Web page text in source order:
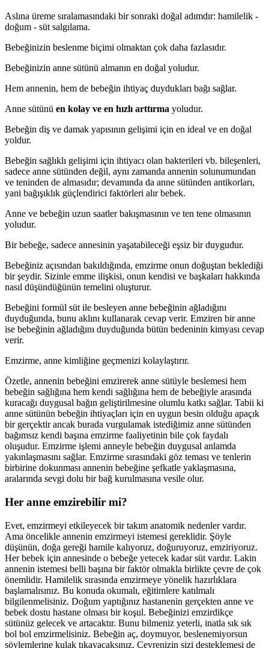
Aslına üreme sıralamasındaki bir sonraki doğal adımdır: hamilelik -
doğum - süt salgılama.
Bebeğinizin beslenme biçimi olmaktan çok daha fazlasıdır.
Bebeğinizin anne sütünü almanın en doğal yoludur.
Hem annenin, hem de bebeğin ihtiyaç duydukları bağı sağlar.
Anne sütünü en kolay ve en hızlı arttırma yoludur.
Bebeğin diş ve damak yapısının gelişimi için en ideal ve en doğal
yoldur.
Bebeğin sağlıklı gelişimi için ihtiyacı olan bakterileri vb. bileşenleri,
sadece anne sütünden değil, aynı zamanda annenin solunumundan
ve teninden de almasıdır; devamında da anne sütünden antikorları,
yani bağışıklık güçlendirici faktörleri alır bebek.
Anne ve bebeğin uzun saatler bakışmasının ve ten tene olmasının
yoludur.
Bir bebeğe, sadece annesinin yaşatabileceği eşsiz bir duygudur.
Bebeğiniz açısından bakıldığında, emzirme onun doğuştan beklediği
bir şeydir. Sizinle emme ilişkisi, onun kendisi ve başkaları hakkında
nasıl düşündüğünün temelini oluşturur.
Bebeğini formül süt ile besleyen anne bebeğinin ağladığını
duyduğunda, bunu aklını kullanarak cevap verir. Emziren bir anne
ise bebeğinin ağladığını duyduğunda bütün bedeninin kimyası cevap
verir.
Emzirme, anne kimliğine geçmenizi kolaylaştırır.
Özetle, annenin bebeğini emzirerek anne sütüyle beslemesi hem
bebeğin sağlığına hem kendi sağlığına hem de bebeğiyle arasında
kuracağı duygusal bağın geliştirilmesine olumlu katkı sağlar. Tabii ki
anne sütünün bebeğin ihtiyaçları için en uygun besin olduğu apaçık
bir gerçektir ancak burada vurgulamak istediğimiz anne sütünden
bağımsız kendi başına emzirme faaliyetinin bile çok faydalı
oluşudur. Emzirme işlemi anneyle bebeğin duygusal anlamda
yakınlaşmasını sağlar. Emzirme sırasındaki göz teması ve tenlerin
birbirine dokunması annenin bebeğine şefkatle yaklaşmasına,
aralarında sevgi dolu bir bağ kurulmasına vesile olur.
Her anne emzirebilir mi?
Evet, emzirmeyi etkileyecek bir takım anatomik nedenler vardır.
Ama öncelikle annenin emzirmeyi istemesi gereklidir. Şöyle
düşünün, doğa gereği hamile kalıyoruz, doğuruyoruz, emziriyoruz.
Her bebek için annesinde o bebeğe yetecek kadar süt vardır. Lakin
annenin istemesi belli başına bir faktör olmakla birlikte çevre de çok
önemlidir. Hamilelik sırasında emzirmeye yönelik hazırlıklara
başlamalısınız. Bu konuda okumalı, eğitimlere katılmalı
bilgilenmelisiniz. Doğum yaptığınız hastanenin gerçekten anne ve
bebek dostu hastane olması bir koşul. Bebeğinizi emzirdikçe
sütünüz gelecek ve artacaktır. Bunu bilmeniz yeterli, inatla sık sık
bol bol emzirmelisiniz. Bebeğin aç, doymuyor, beslenemiyorsun
söylemlerine kulak tıkayacaksınız. Çevrenizin sizi desteklemesi de